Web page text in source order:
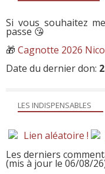
LES INDISPENSABLES
Lien aléatoire !
Les derniers
(mis à jour le 06/08/
Si vous souhaitez
passe 😘
🎁 Cagnotte 2026
Date du dernier don: